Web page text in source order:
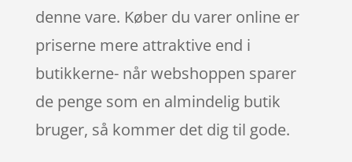
denne vare. Køber du varer online er
priserne mere attraktive end i
butikkerne- når webshoppen sparer
de penge som en almindelig butik
bruger, så kommer det dig til gode.